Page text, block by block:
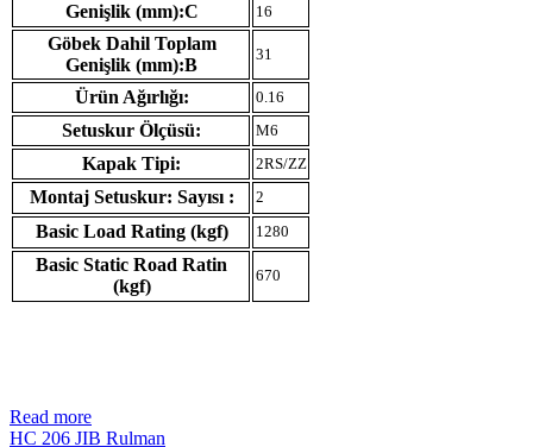
Genişlik (mm):C 16
Göbek Dahil Toplam
Genişlik (mm):B
31
Ürün Ağırlığı: 0.16
Setuskur Ölçüsü: M6
Kapak Tipi: 2RS/ZZ
Montaj Setuskur: Sayısı : 2
Basic Load Rating (kgf) 1280
Basic Static Road Ratin
(kgf)
670
Read more
HC 206 JIB Rulman